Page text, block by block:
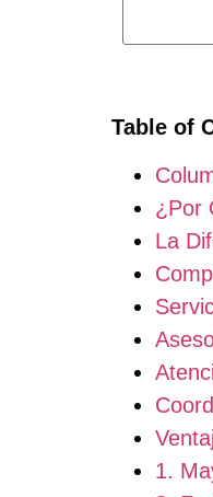
Table of
¿Por
La
1.